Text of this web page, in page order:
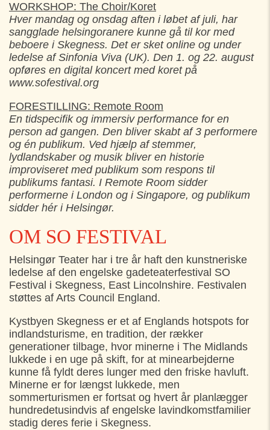
WORKSHOP: The Choir/Koret
Hver mandag og onsdag aften i løbet af juli, har
sangglade helsingoranere kunne gå til kor med
beboere i Skegness. Det er sket online og under
ledelse af Sinfonia Viva (UK). Den 1. og 22. august
opføres en digital koncert med koret på
www.sofestival.org
FORESTILLING: Remote Room
En tidspecifik og immersiv performance for en
person ad gangen. Den bliver skabt af 3 performere
og én publikum. Ved hjælp af stemmer,
lydlandskaber og musik bliver en historie
improviseret med publikum som respons til
publikums fantasi. I Remote Room sidder
performerne i London og i Singapore, og publikum
sidder hér i Helsingør.
OM SO FESTIVAL
Helsingør Teater har i tre år haft den kunstneriske
ledelse af den engelske gadeteaterfestival SO
Festival i Skegness, East Lincolnshire. Festivalen
støttes af Arts Council England.
Kystbyen Skegness er et af Englands hotspots for
indlandsturisme, en tradition, der rækker
generationer tilbage, hvor minerne i The Midlands
lukkede i en uge på skift, for at minearbejderne
kunne få fyldt deres lunger med den friske havluft.
Minerne er for længst lukkede, men
sommerturismen er fortsat og hvert år planlægger
hundredetusindvis af engelske lavindkomstfamilier
stadig deres ferie i Skegness.